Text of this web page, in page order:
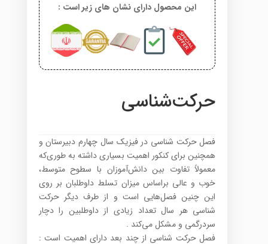
این محصول دارای نشان های زیر است :
حرکت‌شناسی
فصل حرکت شناسی در فیزیک سال چهارم دبیرستان و
همچنین برای کنکور اهمیت بسیاری داشته به طوری‌که
معمولاً تفاوت بین دانش‌آموزان با سطوح متوسط،
خوب و عالی براساس میزان تسلط داوطلبان بر روی
این چنین فصل‌هایی است و از طرف دیگر حرکت
شناسی هر سال تعداد زیادی از داوطلبین را دچار
سردرگمی و مشکل می‌کند .
فصل حرکت شناسی از چند بعد دارای اهمیت است :